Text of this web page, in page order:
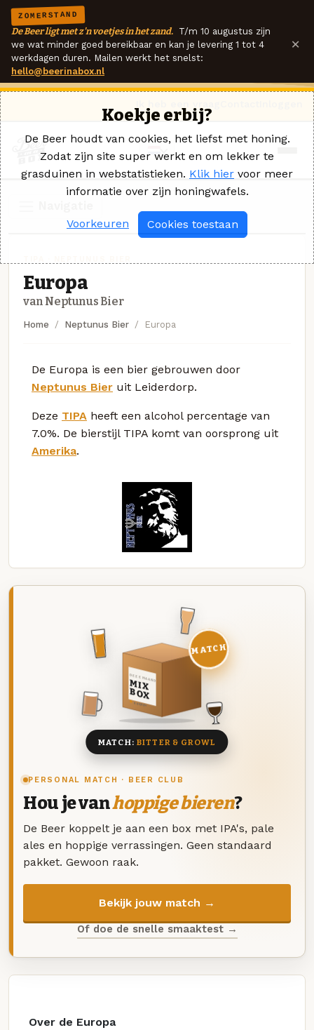
ZOMERSTAND
De Beer ligt met z'n voetjes in het zand. T/m 10 augustus zijn
we wat minder goed bereikbaar en kan je levering 1 tot 4
werkdagen duren. Mailen werkt het snelst:
hello@beerinabox.nl
×
Europa
van Neptunus Bier
Home Neptunus Bier Europa
De Europa is een bier gebrouwen door
Neptunus Bier uit Leiderdorp.
Deze TIPA heeft een alcohol percentage van
7.0%. De bierstijl TIPA komt van oorsprong uit
Amerika.
PERSONAL MATCH · BEER CLUB
Hou je vanhoppige bieren?
De Beer koppelt je aan een box met IPA's, pale
ales en hoppige verrassingen. Geen standaard
pakket. Gewoon raak.
Bekijk jouw match →
Of doe de snelle smaaktest →
DEZE MAAND
MIX
BOX
8 BIEREN
MATCH
MATCH: BITTER & GROWL
Over de Europa
Koekje erbij?
De Beer houdt van cookies, het liefst met honing.
Zodat zijn site super werkt en om lekker te
grasduinen in webstatistieken. Klik hier voor meer
informatie over zijn honingwafels.
Voorkeuren Cookies toestaan